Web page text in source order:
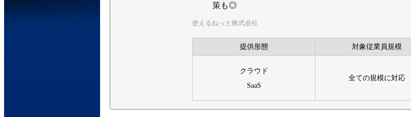
策も◎
使えるねっと株式会社
提供形態 対象従業員規模
クラウド
SaaS
全ての規模に対応